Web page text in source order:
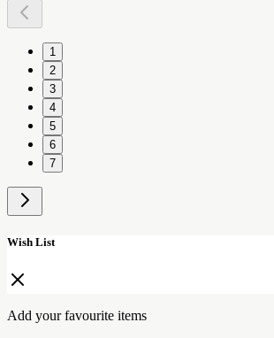
1
2
3
4
5
6
7
Wish List
Add your favourite items